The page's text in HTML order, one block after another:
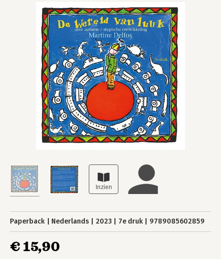
Paperback Nederlands 2023 7e druk 9789085602859
€ 15,90